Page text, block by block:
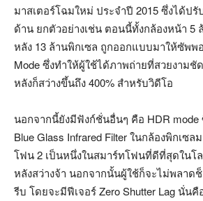
มาสเตอร์โฉมใหม่ ประจำปี 2015 ซึ่งได้ปรั
ด้าน ยกตัวอย่างเช่น ตอนนี้ทั้งกล้องหน้า 5
หลัง 13 ล้านพิกเซล ถูกออกแบบมาให้ซัพพ
Mode ซึ่งทำให้ผู้ใช้ได้ภาพถ่ายที่สวยงามชั
หลังก็สว่างขึ้นถึง 400% สำหรับวิดีโอ
นอกจากนี้ยังมีฟังก์ชั่นอื่นๆ คือ HDR mode
Blue Glass Infrared Filter ในกล้องพิกเซล
โฟน 2 เป็นหนึ่งในสมาร์ทโฟนที่ดีที่สุดในโ
หลังสว่างจ้า นอกจากนั้นผู้ใช้ก็จะไม่พลาด
รีบ โดยจะมีฟีเจอร์ Zero Shutter Lag นั่นคื